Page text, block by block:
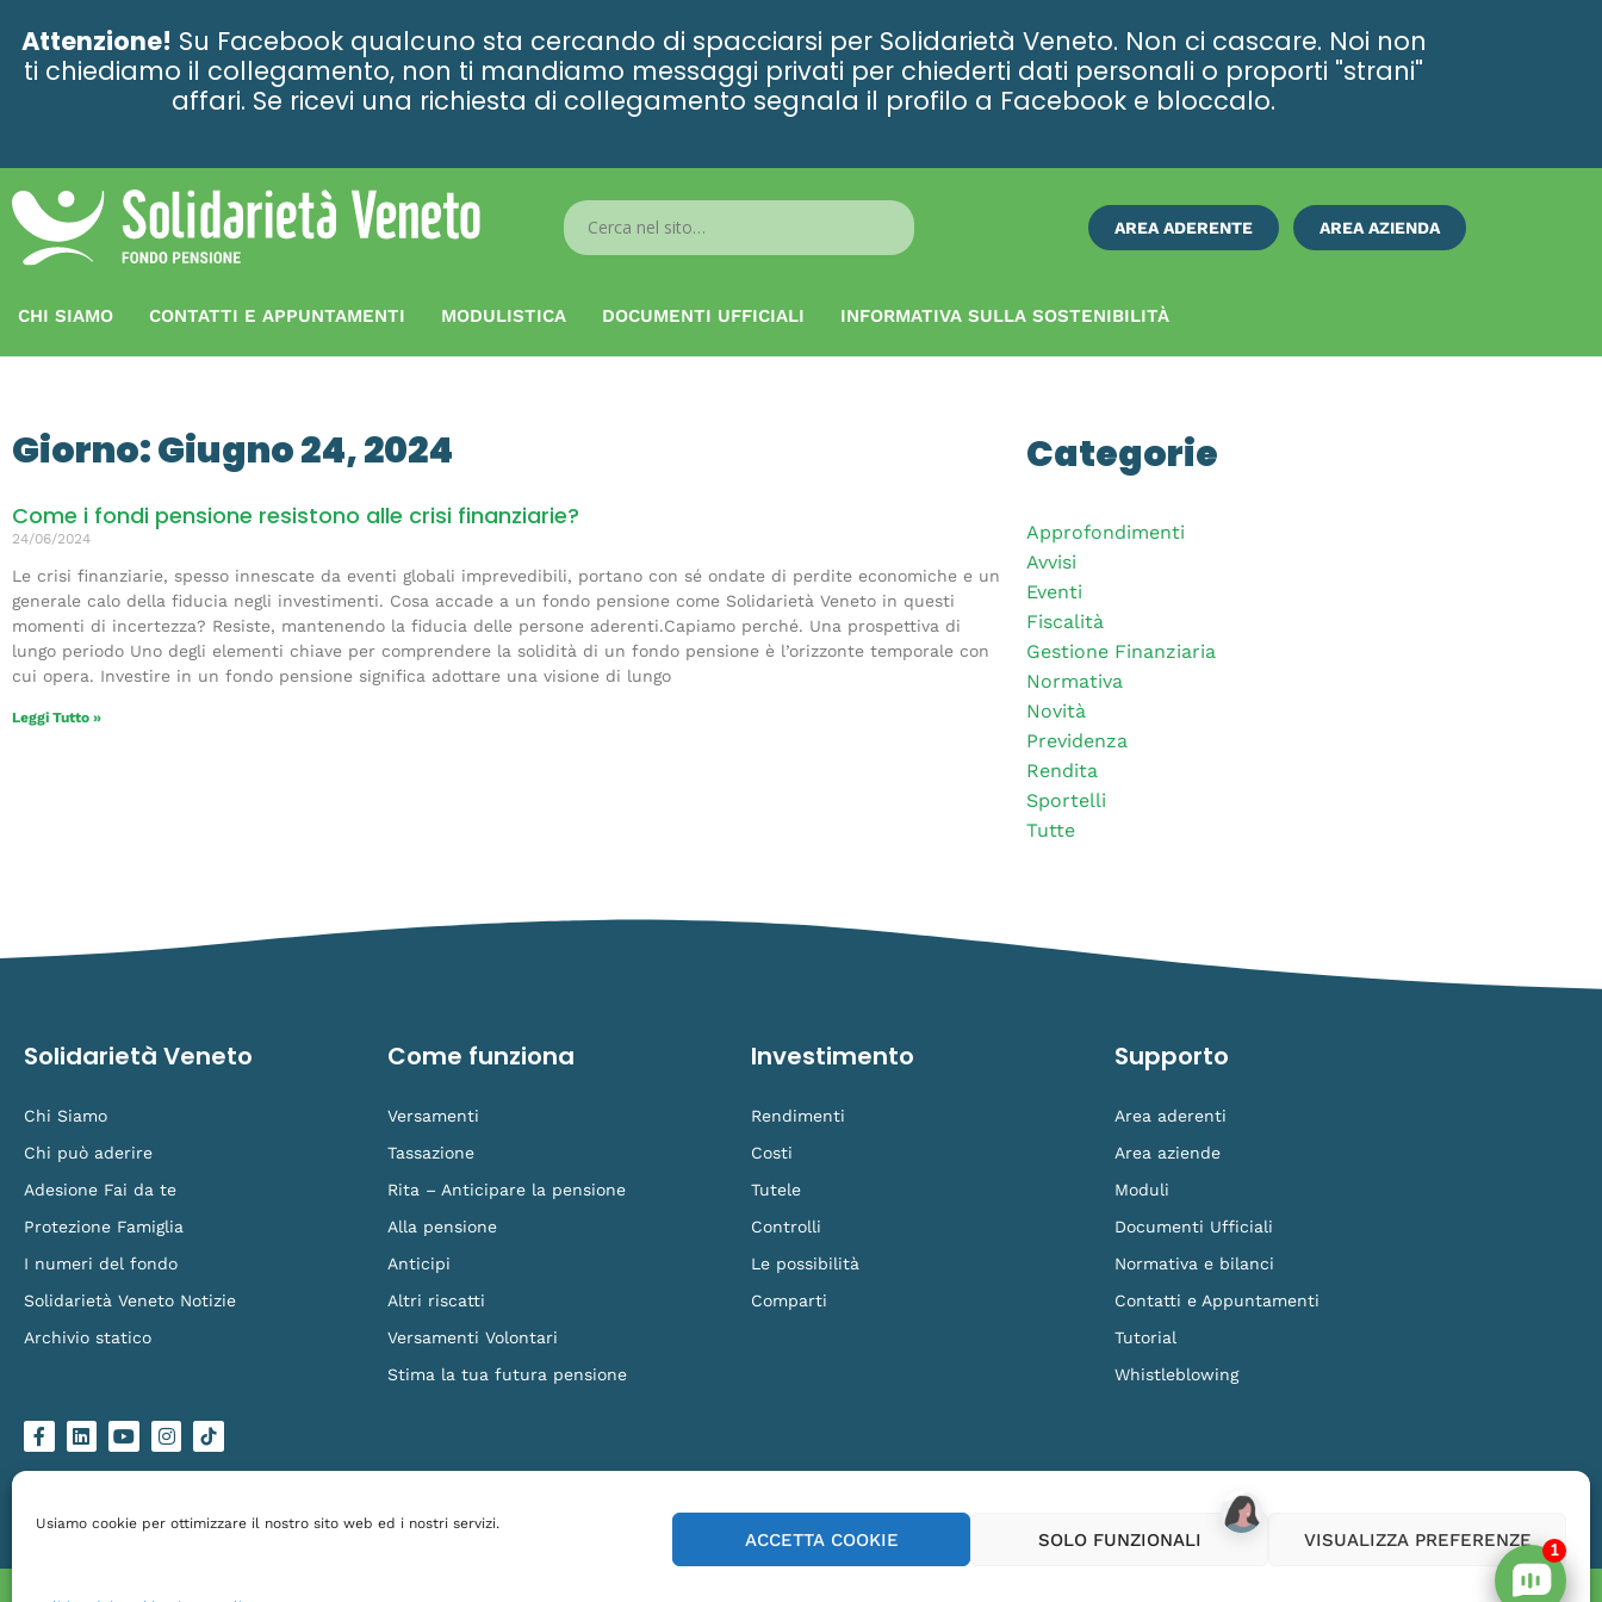
Usiamo cookie per ottimizzare il nostro sito web ed i nostri servizi.
ACCETTA COOKIE SOLO FUNZIONALI VISUALIZZA PREFERENZE
Attenzione! Su Facebook qualcuno sta cercando di spacciarsi per Solidarietà Veneto. Non ci cascare. Noi non
ti chiediamo il collegamento, non ti mandiamo messaggi privati per chiederti dati personali o proporti "strani"
affari. Se ricevi una richiesta di collegamento segnala il profilo a Facebook e bloccalo.
Search
...
AREA ADERENTE AREA AZIENDA
CHI SIAMO CONTATTI E APPUNTAMENTI MODULISTICA DOCUMENTI UFFICIALI INFORMATIVA SULLA SOSTENIBILITÀ
ISCRIVITI
Giorno: Giugno 24, 2024
Come i fondi pensione resistono alle crisi finanziarie?
24/06/2024
Le crisi finanziarie, spesso innescate da eventi globali imprevedibili, portano con sé ondate di perdite economiche e un
generale calo della fiducia negli investimenti. Cosa accade a un fondo pensione come Solidarietà Veneto in questi
momenti di incertezza? Resiste, mantenendo la fiducia delle persone aderenti.Capiamo perché. Una prospettiva di
lungo periodo Uno degli elementi chiave per comprendere la solidità di un fondo pensione è l’orizzonte temporale con
cui opera. Investire in un fondo pensione significa adottare una visione di lungo
Leggi Tutto »
Categorie
Approfondimenti
Avvisi
Eventi
Fiscalità
Gestione Finanziaria
Normativa
Novità
Previdenza
Rendita
Sportelli
Tutte
Solidarietà Veneto
Chi Siamo
Chi può aderire
Adesione Fai da te
Protezione Famiglia
I numeri del fondo
Solidarietà Veneto Notizie
Archivio statico
c
e
b
k
n
k
e
n
u
t
u
s
t
a
a
g
o
-
k
Come funziona
Versamenti
Tassazione
Rita – Anticipare la pensione
Alla pensione
Anticipi
Altri riscatti
Versamenti Volontari
Stima la tua futura pensione
Investimento
Rendimenti
Costi
Tutele
Controlli
Le possibilità
Comparti
Supporto
Area aderenti
Area aziende
Moduli
Documenti Ufficiali
Normativa e bilanci
Contatti e Appuntamenti
Tutorial
Whistleblowing
1